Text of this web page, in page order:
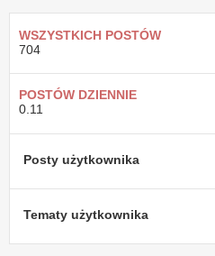
WSZYSTKICH POSTÓW
704
POSTÓW DZIENNIE
0.11
Posty użytkownika
Tematy użytkownika